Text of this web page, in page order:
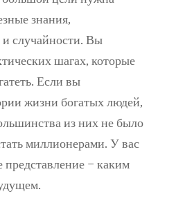
знания,
случайности. Вы
шагах, которые
Если вы
жизни богатых людей,
из них не было
миллионерами. У вас
представление – каким